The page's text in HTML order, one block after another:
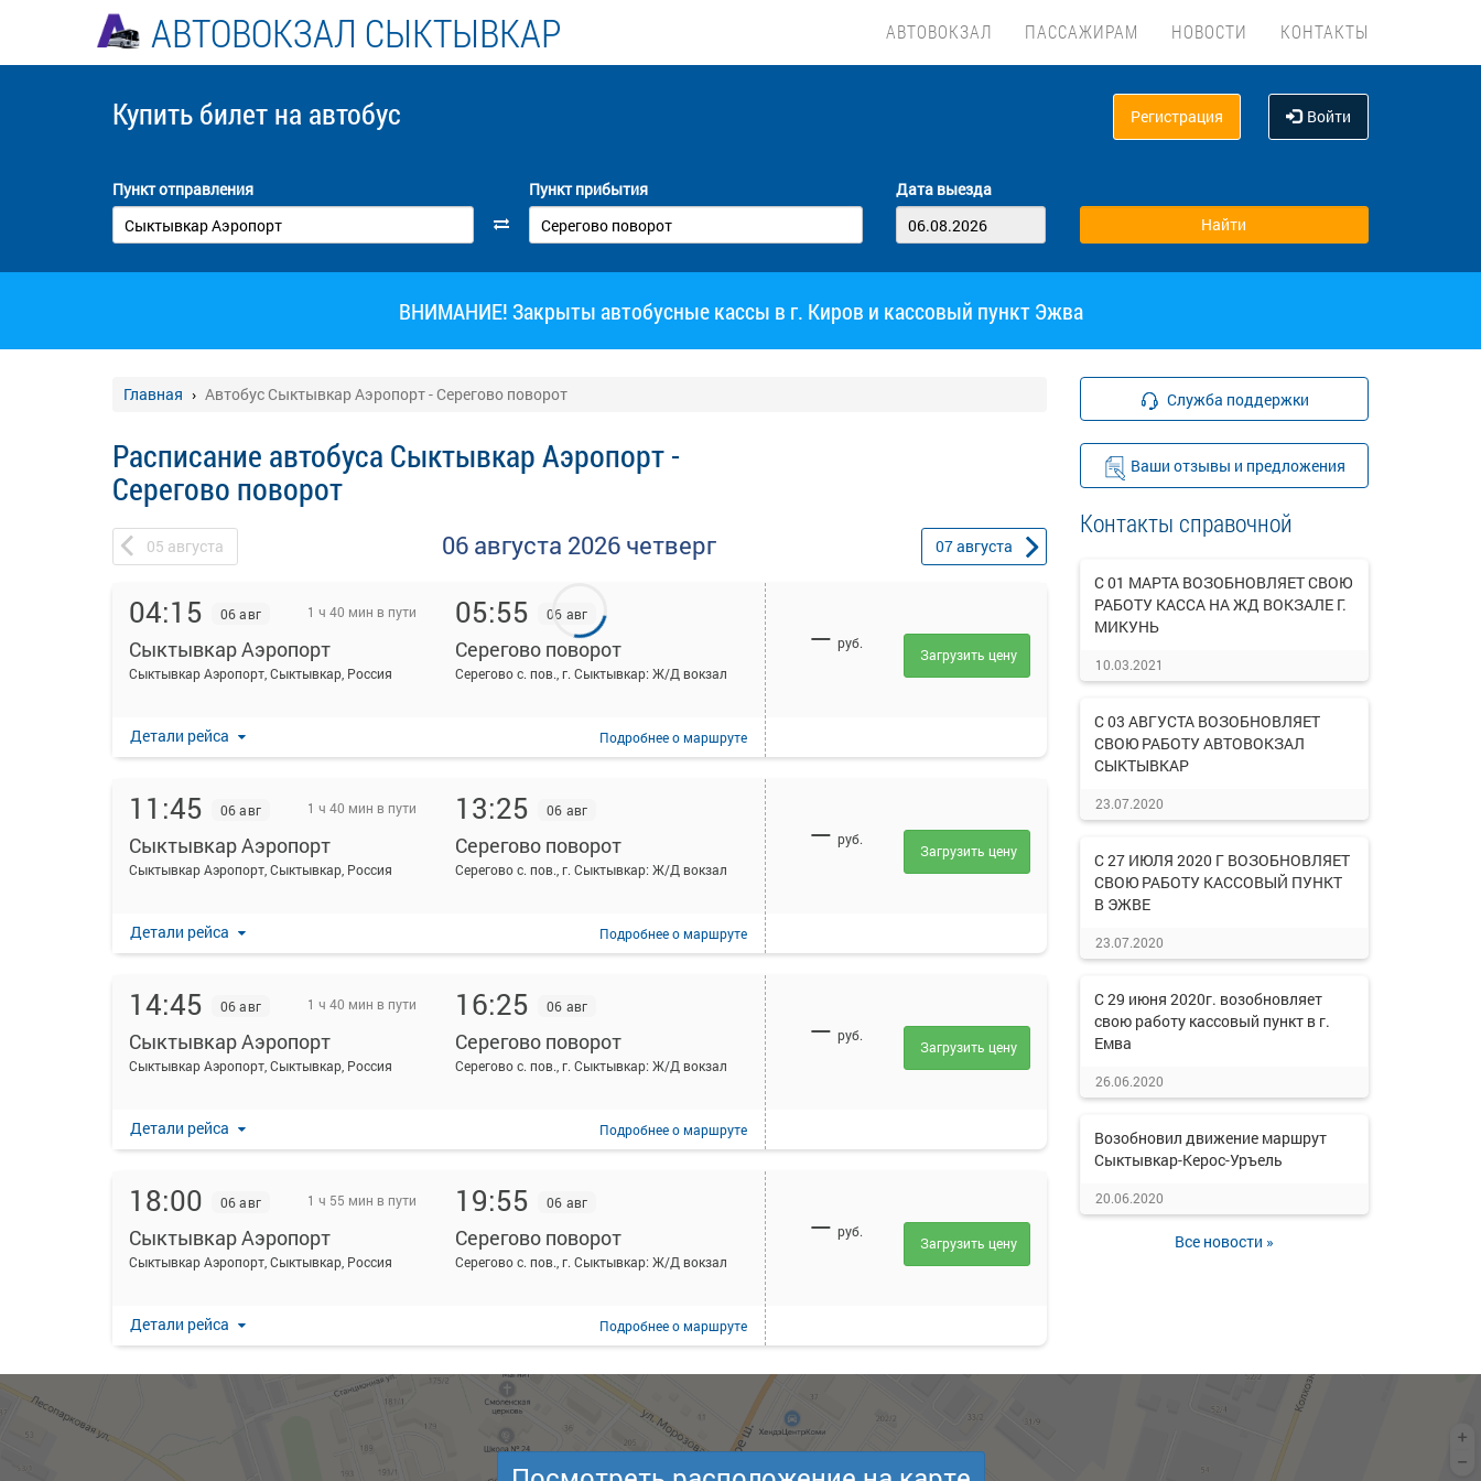
АВТОВОКЗАЛ СЫКТЫВКАР АВТОВОКЗАЛ ПАССАЖИРАМ НОВОСТИ КОНТАКТЫ
Купить билет на автобус Регистрация Войти
Пункт отправления Пункт прибытия Дата выезда
ВНИМАНИЕ! Закрыты автобусные кассы в г. Киров и кассовый пункт Эжва
Главная Автобус Сыктывкар Аэропорт - Серегово поворот
Расписание автобуса Сыктывкар Аэропорт -
Серегово поворот
05 августа 06 августа 2026 четверг 07августа
04:15 06 авг 1 ч 40 мин в пути
Сыктывкар Аэропорт
Сыктывкар Аэропорт, Сыктывкар, Россия
05:55 06 авг
Серегово поворот
Серегово с. пов., г. Сыктывкар: Ж/Д вокзал
Детали рейса Подробнеео маршруте
— руб.
Загрузить цену
11:45 06 авг 1 ч 40 мин в пути
Сыктывкар Аэропорт
Сыктывкар Аэропорт, Сыктывкар, Россия
13:25 06 авг
Серегово поворот
Серегово с. пов., г. Сыктывкар: Ж/Д вокзал
Детали рейса Подробнеео маршруте
— руб.
Загрузить цену
14:45 06 авг 1 ч 40 мин в пути
Сыктывкар Аэропорт
Сыктывкар Аэропорт, Сыктывкар, Россия
16:25 06 авг
Серегово поворот
Серегово с. пов., г. Сыктывкар: Ж/Д вокзал
Детали рейса Подробнеео маршруте
— руб.
Загрузить цену
18:00 06 авг 1 ч 55 мин в пути
Сыктывкар Аэропорт
Сыктывкар Аэропорт, Сыктывкар, Россия
19:55 06 авг
Серегово поворот
Серегово с. пов., г. Сыктывкар: Ж/Д вокзал
Детали рейса Подробнеео маршруте
— руб.
Загрузить цену
Служба поддержки
Ваши отзывы и предложения
Контакты справочной
С 01 МАРТА ВОЗОБНОВЛЯЕТ СВОЮ
РАБОТУ КАССА НА ЖД ВОКЗАЛЕ Г.
МИКУНЬ
10.03.2021
С 03 АВГУСТА ВОЗОБНОВЛЯЕТ
СВОЮ РАБОТУ АВТОВОКЗАЛ
СЫКТЫВКАР
23.07.2020
С 27 ИЮЛЯ 2020 Г ВОЗОБНОВЛЯЕТ
СВОЮ РАБОТУ КАССОВЫЙ ПУНКТ
В ЭЖВЕ
23.07.2020
С 29 июня 2020г. возобновляет
свою работу кассовый пункт в г.
Емва
26.06.2020
Возобновил движение маршрут
Сыктывкар-Керос-Уръель
20.06.2020
Все новости »